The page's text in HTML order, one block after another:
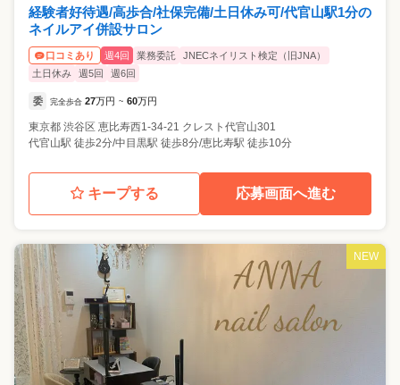
経験者好待遇/高歩合/社保完備/土日休み可/代官山駅1分の
ネイルアイ併設サロン
口コミあり 週4回 業務委託
JNECネイリスト検定（旧JNA）
土日休み
週5回 週6回
委 完全歩合 27万円 ~ 60万円
東京都 渋谷区 恵比寿西1-34-21 クレスト代官山301
代官山駅 徒歩2分/中目黒駅 徒歩8分/恵比寿駅 徒歩10分
キープする 応募画面へ進む
NEW